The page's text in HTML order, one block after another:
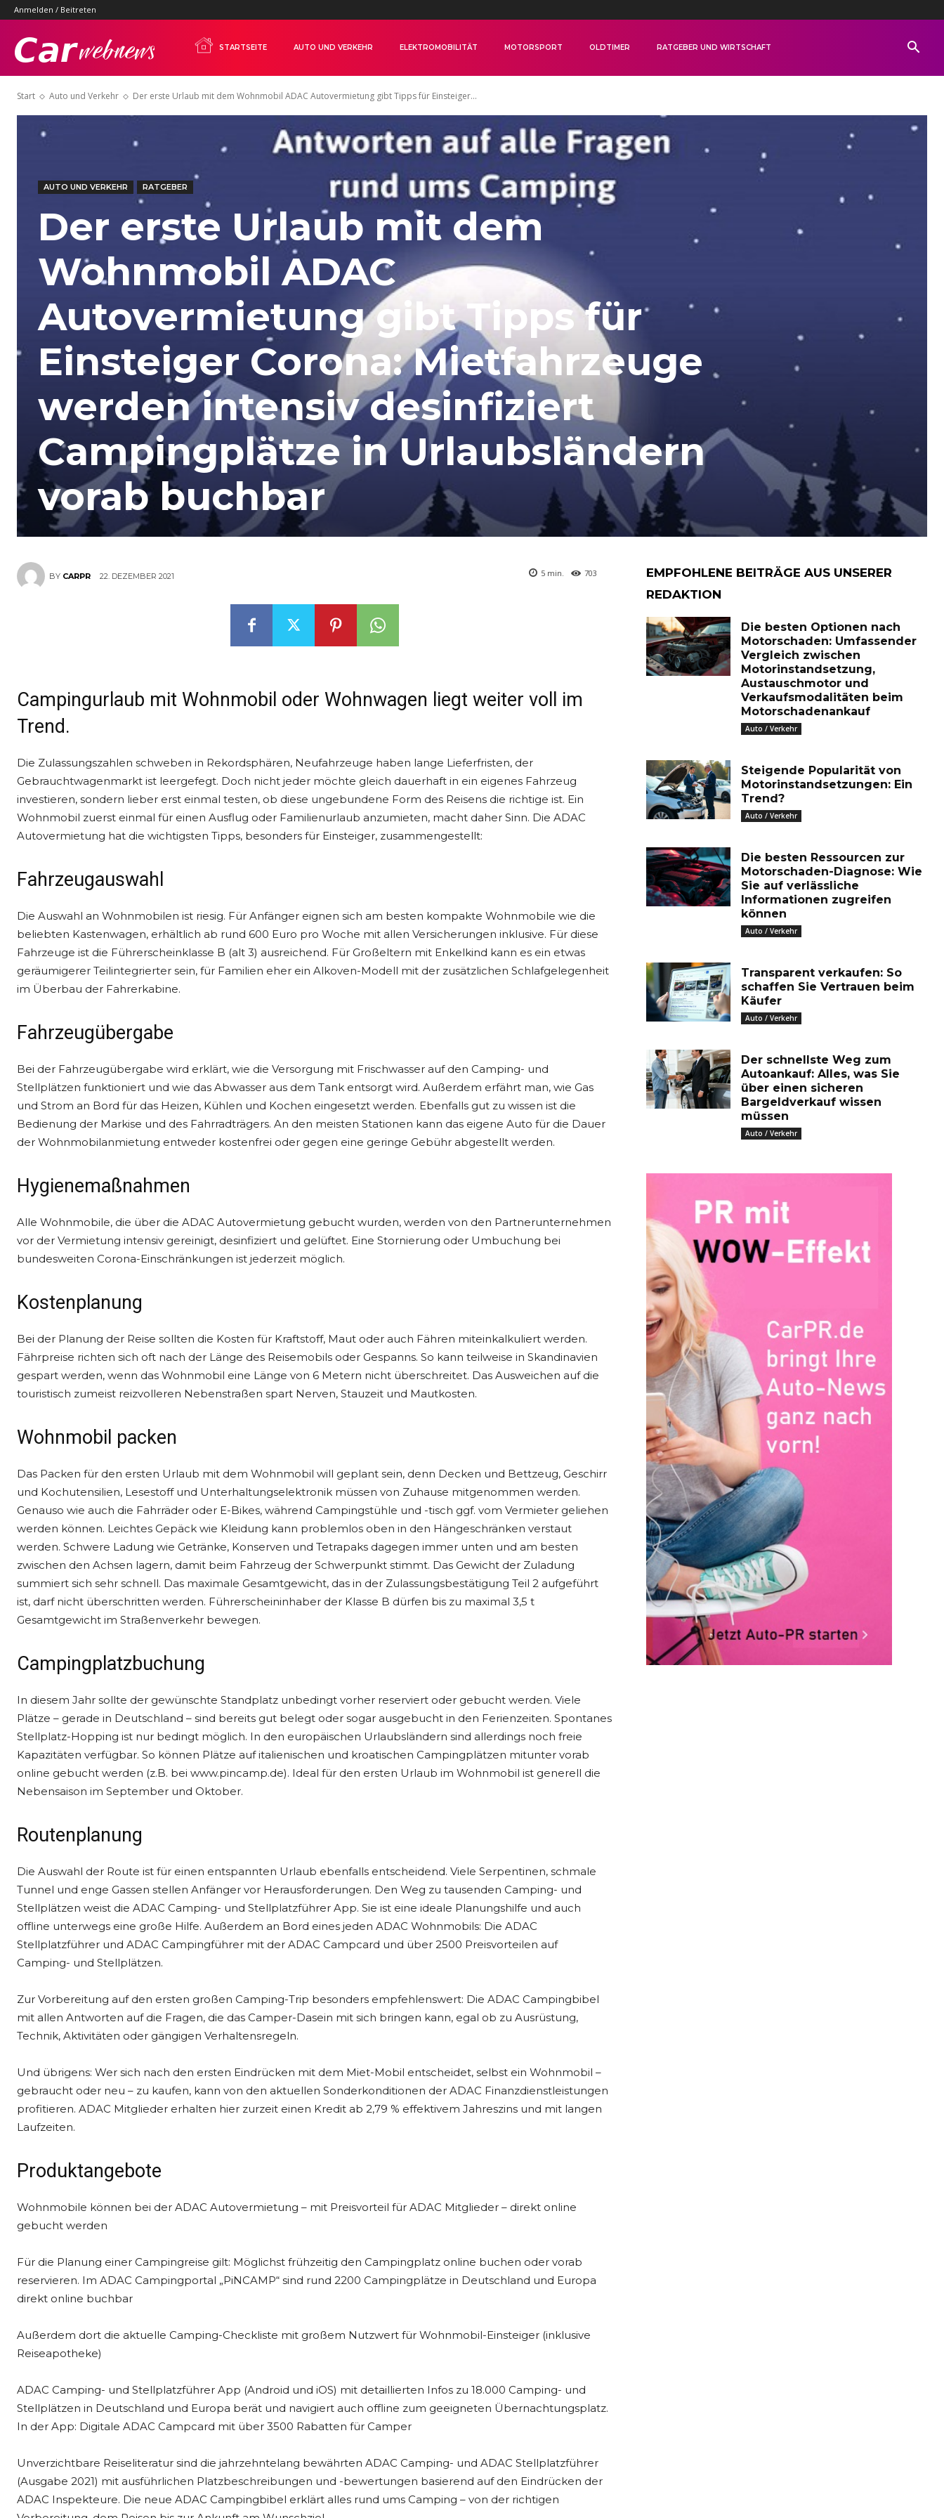
Anmelden / Beitreten
Carwebnews.comSTARTSEITE AUTO UND VERKEHR ELEKTROMOBILITÄT MOTORSPORT OLDTIMER RATGEBER UND WIRTSCHAFT
Start Auto und Verkehr Der erste Urlaub mit dem Wohnmobil ADAC Autovermietung gibt Tipps für Einsteiger...
AUTO UND VERKEHR RATGEBER
Der erste Urlaub mit dem
Wohnmobil ADAC
Autovermietung gibt Tipps für
Einsteiger Corona: Mietfahrzeuge
werden intensiv desinfiziert
Campingplätze in Urlaubsländern
vorab buchbar
BY CARPR 22. DEZEMBER 2021 703
5 min.
Campingurlaub mit Wohnmobil oder Wohnwagen liegt weiter voll im
Trend.
Die Zulassungszahlen schweben in Rekordsphären, Neufahrzeuge haben lange Lieferfristen, der
Gebrauchtwagenmarkt ist leergefegt. Doch nicht jeder möchte gleich dauerhaft in ein eigenes Fahrzeug
investieren, sondern lieber erst einmal testen, ob diese ungebundene Form des Reisens die richtige ist. Ein
Wohnmobil zuerst einmal für einen Ausflug oder Familienurlaub anzumieten, macht daher Sinn. Die ADAC
Autovermietung hat die wichtigsten Tipps, besonders für Einsteiger, zusammengestellt:
Fahrzeugauswahl
Die Auswahl an Wohnmobilen ist riesig. Für Anfänger eignen sich am besten kompakte Wohnmobile wie die
beliebten Kastenwagen, erhältlich ab rund 600 Euro pro Woche mit allen Versicherungen inklusive. Für diese
Fahrzeuge ist die Führerscheinklasse B (alt 3) ausreichend. Für Großeltern mit Enkelkind kann es ein etwas
geräumigerer Teilintegrierter sein, für Familien eher ein Alkoven-Modell mit der zusätzlichen Schlafgelegenheit
im Überbau der Fahrerkabine.
Fahrzeugübergabe
Bei der Fahrzeugübergabe wird erklärt, wie die Versorgung mit Frischwasser auf den Camping- und
Stellplätzen funktioniert und wie das Abwasser aus dem Tank entsorgt wird. Außerdem erfährt man, wie Gas
und Strom an Bord für das Heizen, Kühlen und Kochen eingesetzt werden. Ebenfalls gut zu wissen ist die
Bedienung der Markise und des Fahrradträgers. An den meisten Stationen kann das eigene Auto für die Dauer
der Wohnmobilanmietung entweder kostenfrei oder gegen eine geringe Gebühr abgestellt werden.
Hygienemaßnahmen
Alle Wohnmobile, die über die ADAC Autovermietung gebucht wurden, werden von den Partnerunternehmen
vor der Vermietung intensiv gereinigt, desinfiziert und gelüftet. Eine Stornierung oder Umbuchung bei
bundesweiten Corona-Einschränkungen ist jederzeit möglich.
Kostenplanung
Bei der Planung der Reise sollten die Kosten für Kraftstoff, Maut oder auch Fähren miteinkalkuliert werden.
Fährpreise richten sich oft nach der Länge des Reisemobils oder Gespanns. So kann teilweise in Skandinavien
gespart werden, wenn das Wohnmobil eine Länge von 6 Metern nicht überschreitet. Das Ausweichen auf die
touristisch zumeist reizvolleren Nebenstraßen spart Nerven, Stauzeit und Mautkosten.
Wohnmobil packen
Das Packen für den ersten Urlaub mit dem Wohnmobil will geplant sein, denn Decken und Bettzeug, Geschirr
und Kochutensilien, Lesestoff und Unterhaltungselektronik müssen von Zuhause mitgenommen werden.
Genauso wie auch die Fahrräder oder E-Bikes, während Campingstühle und -tisch ggf. vom Vermieter geliehen
werden können. Leichtes Gepäck wie Kleidung kann problemlos oben in den Hängeschränken verstaut
werden. Schwere Ladung wie Getränke, Konserven und Tetrapaks dagegen immer unten und am besten
zwischen den Achsen lagern, damit beim Fahrzeug der Schwerpunkt stimmt. Das Gewicht der Zuladung
summiert sich sehr schnell. Das maximale Gesamtgewicht, das in der Zulassungsbestätigung Teil 2 aufgeführt
ist, darf nicht überschritten werden. Führerscheininhaber der Klasse B dürfen bis zu maximal 3,5 t
Gesamtgewicht im Straßenverkehr bewegen.
Campingplatzbuchung
In diesem Jahr sollte der gewünschte Standplatz unbedingt vorher reserviert oder gebucht werden. Viele
Plätze – gerade in Deutschland – sind bereits gut belegt oder sogar ausgebucht in den Ferienzeiten. Spontanes
Stellplatz-Hopping ist nur bedingt möglich. In den europäischen Urlaubsländern sind allerdings noch freie
Kapazitäten verfügbar. So können Plätze auf italienischen und kroatischen Campingplätzen mitunter vorab
online gebucht werden (z.B. bei www.pincamp.de). Ideal für den ersten Urlaub im Wohnmobil ist generell die
Nebensaison im September und Oktober.
Routenplanung
Die Auswahl der Route ist für einen entspannten Urlaub ebenfalls entscheidend. Viele Serpentinen, schmale
Tunnel und enge Gassen stellen Anfänger vor Herausforderungen. Den Weg zu tausenden Camping- und
Stellplätzen weist die ADAC Camping- und Stellplatzführer App. Sie ist eine ideale Planungshilfe und auch
offline unterwegs eine große Hilfe. Außerdem an Bord eines jeden ADAC Wohnmobils: Die ADAC
Stellplatzführer und ADAC Campingführer mit der ADAC Campcard und über 2500 Preisvorteilen auf
Camping- und Stellplätzen.
Zur Vorbereitung auf den ersten großen Camping-Trip besonders empfehlenswert: Die ADAC Campingbibel
mit allen Antworten auf die Fragen, die das Camper-Dasein mit sich bringen kann, egal ob zu Ausrüstung,
Technik, Aktivitäten oder gängigen Verhaltensregeln.
Und übrigens: Wer sich nach den ersten Eindrücken mit dem Miet-Mobil entscheidet, selbst ein Wohnmobil –
gebraucht oder neu – zu kaufen, kann von den aktuellen Sonderkonditionen der ADAC Finanzdienstleistungen
profitieren. ADAC Mitglieder erhalten hier zurzeit einen Kredit ab 2,79 % effektivem Jahreszins und mit langen
Laufzeiten.
Produktangebote
Wohnmobile können bei der ADAC Autovermietung – mit Preisvorteil für ADAC Mitglieder – direkt online
gebucht werden
Für die Planung einer Campingreise gilt: Möglichst frühzeitig den Campingplatz online buchen oder vorab
reservieren. Im ADAC Campingportal „PiNCAMP“ sind rund 2200 Campingplätze in Deutschland und Europa
direkt online buchbar
Außerdem dort die aktuelle Camping-Checkliste mit großem Nutzwert für Wohnmobil-Einsteiger (inklusive
Reiseapotheke)
ADAC Camping- und Stellplatzführer App (Android und iOS) mit detaillierten Infos zu 18.000 Camping- und
Stellplätzen in Deutschland und Europa berät und navigiert auch offline zum geeigneten Übernachtungsplatz.
In der App: Digitale ADAC Campcard mit über 3500 Rabatten für Camper
Unverzichtbare Reiseliteratur sind die jahrzehntelang bewährten ADAC Camping- und ADAC Stellplatzführer
(Ausgabe 2021) mit ausführlichen Platzbeschreibungen und -bewertungen basierend auf den Eindrücken der
ADAC Inspekteure. Die neue ADAC Campingbibel erklärt alles rund ums Camping – von der richtigen
EMPFOHLENE BEITRÄGE AUS UNSERER
REDAKTION
Die besten Optionen nach
Motorschaden: Umfassender
Vergleich zwischen
Motorinstandsetzung,
Austauschmotor und
Verkaufsmodalitäten beim
Motorschadenankauf
Auto / Verkehr
Steigende Popularität von
Motorinstandsetzungen: Ein
Trend?
Auto / Verkehr
Die besten Ressourcen zur
Motorschaden-Diagnose: Wie
Sie auf verlässliche
Informationen zugreifen
können
Auto / Verkehr
Transparent verkaufen: So
schaffen Sie Vertrauen beim
Käufer
Auto / Verkehr
Der schnellste Weg zum
Autoankauf: Alles, was Sie
über einen sicheren
Bargeldverkauf wissen
müssen
Auto / Verkehr